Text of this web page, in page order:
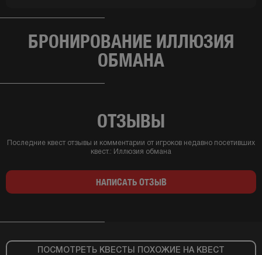
БРОНИРОВАНИЕ ИЛЛЮЗИЯ
ОБМАНА
ОТЗЫВЫ
Последние квест отзывы и комментарии от игроков недавно посетивших
квест.: Иллюзия обмана
НАПИСАТЬ ОТЗЫВ
ПОСМОТРЕТЬ КВЕСТЫ ПОХОЖИЕ НА КВЕСТ